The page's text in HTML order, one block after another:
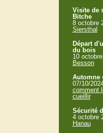
Visite de
Bitche
8 octobre
Siersthal
Départ
du bois
10
Besson
Automne
07/10/
comment
cueillir
Sécurité
4 octobre
Hanau